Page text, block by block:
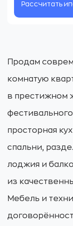
Рассчитать
Продам
комнатую
в престижном
просторная
спальни,
лоджия и
из
Мебель и